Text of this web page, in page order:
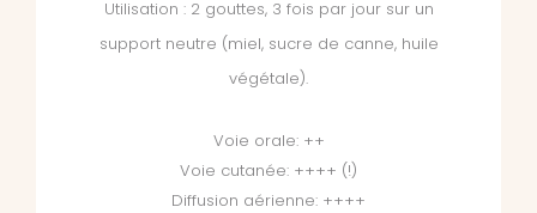
Utilisation : 2 gouttes, 3 fois par jour sur un
support neutre (miel, sucre de canne, huile
végétale).
Voie orale: ++
Voie cutanée: ++++ (!)
Diffusion aérienne: ++++